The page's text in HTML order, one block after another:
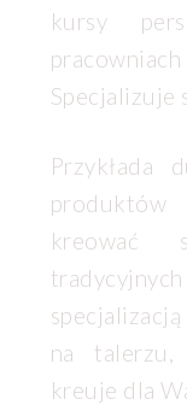
kursy
Specjalizuje
Przykłada
produktów
kreować
na
kreuje dla